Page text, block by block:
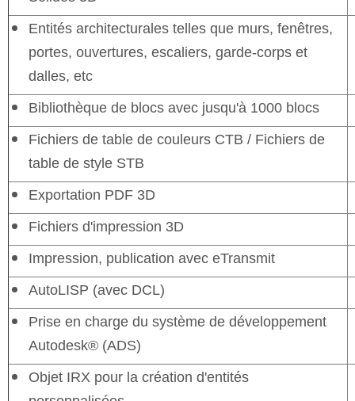
Entités architecturales telles que murs, fenêtres,
portes, ouvertures, escaliers, garde-corps et
dalles, etc
Bibliothèque de blocs avec jusqu'à 1000 blocs
Fichiers de table de couleurs CTB / Fichiers de
table de style STB
Exportation PDF 3D
Fichiers d'impression 3D
Impression, publication avec eTransmit
AutoLISP (avec DCL)
Prise en charge du système de développement
Autodesk® (ADS)
Objet IRX pour la création d'entités